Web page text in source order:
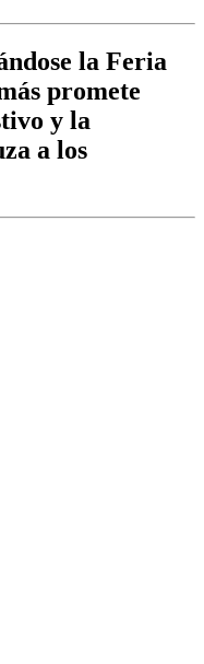
la Feria
promete
y la
a los